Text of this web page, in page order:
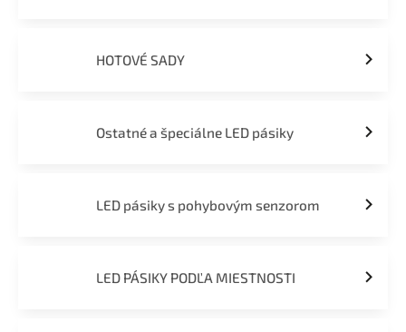
HOTOVÉ SADY
Ostatné a špeciálne LED pásiky
LED pásiky s pohybovým senzorom
LED PÁSIKY PODĽA MIESTNOSTI